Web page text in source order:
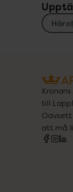
till
att må